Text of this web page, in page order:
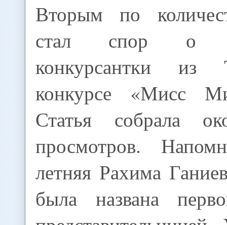
Вторым по
стал спор о
конкурсантки из
конкурсе «Мисс
Статья собрала
просмотров.
летняя Рахима
была названа